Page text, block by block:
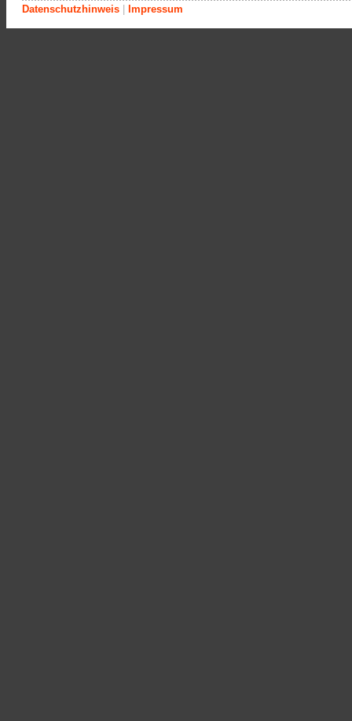
Datenschutzhinweis Impressum